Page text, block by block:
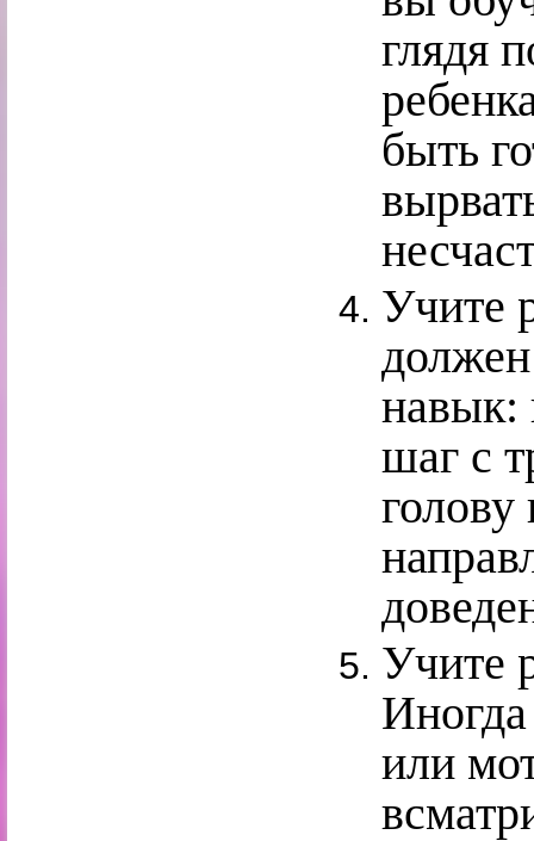
глядя
быть
Учите
навык:
шаг с
голову
Учите
или